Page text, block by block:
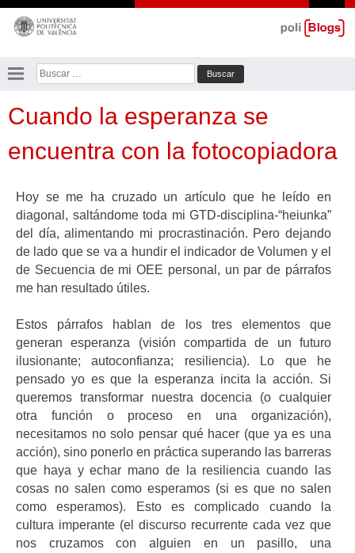
Saltar
contenido
Buscar:
Cuando la esperanza se
encuentra con la fotocopiadora
Hoy se me ha cruzado un artículo que he leído en
diagonal, saltándome toda mi GTD-disciplina-“heiunka”
del día, alimentando mi procrastinación. Pero dejando
de lado que se va a hundir el indicador de Volumen y el
de Secuencia de mi OEE personal, un par de párrafos
me han resultado útiles.
Estos párrafos hablan de los tres elementos que
generan esperanza (visión compartida de un futuro
ilusionante; autoconfianza; resiliencia). Lo que he
pensado yo es que la esperanza incita la acción. Si
queremos transformar nuestra docencia (o cualquier
otra función o proceso en una organización),
necesitamos no solo pensar qué hacer (que ya es una
acción), sino ponerlo en práctica superando las barreras
que haya y echar mano de la resiliencia cuando las
cosas no salen como esperamos (si es que no salen
como esperamos). Esto es complicado cuando la
cultura imperante (el discurso recurrente cada vez que
nos cruzamos con alguien en un pasillo, una